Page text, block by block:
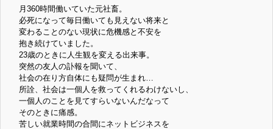
月360時間働いていた元社畜。
必死になって毎日働いても見えない将来と
変わることのない現状に危機感と不安を
抱き続けていました。
23歳のときに人生観を変える出来事。
突然の友人の訃報を聞いて、
社会の在り方自体にも疑問が生まれ…
所詮、社会は一個人を救ってくれるわけないし、
一個人のことを見てすらいないんだなって
そのときに痛感。
苦しい就業時間の合間にネットビジネスを